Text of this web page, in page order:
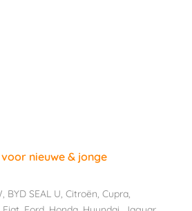
nieuwe & jonge
, BYD SEAL U,Citroën,Cupra,